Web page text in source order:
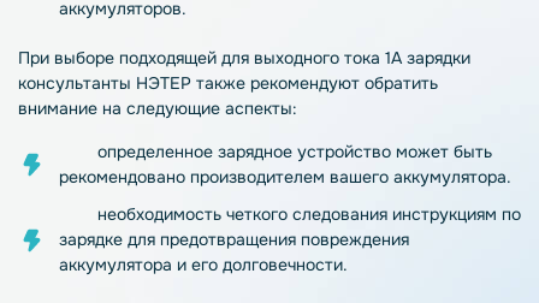
аккумуляторов.
При выборе подходящей для выходного тока 1А зарядки
консультанты НЭТЕР также рекомендуют обратить
внимание на следующие аспекты:
определенное зарядное устройство может быть
рекомендовано производителем вашего аккумулятора.
необходимость четкого следования инструкциям по
зарядке для предотвращения повреждения
аккумулятора и его долговечности.